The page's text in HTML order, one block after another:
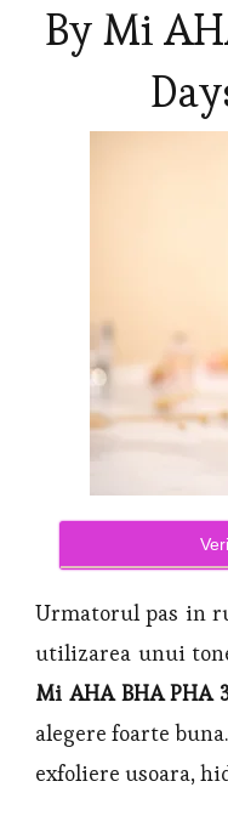
By Mi
Urmatorul pas in
utilizarea unui
Mi AHA BHA PHA
alegere foarte
exfoliere usoara,